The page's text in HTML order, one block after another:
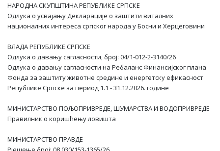
НАРОДНА СКУПШТИНА РЕПУБЛИКЕ СРПСКЕ
Одлука о усвајању Декларације о заштити виталних
националних интереса српског народа у Босни и Херцеговини
ВЛАДА РЕПУБЛИКЕ СРПСКЕ
Одлука о давању сагласности, број: 04/1-012-2-3140/26
Одлука о давању сагласности на Ребаланс Финансијског плана
Фонда за заштиту животне средине и енергетску ефикасност
Републике Српске за период 1.1 - 31.12.2026. године
МИНИСТАРСТВО ПОЉОПРИВРЕДЕ, ШУМАРСТВА И ВОДОПРИВРЕДЕ
Правилник о коришћењу ловишта
МИНИСТАРСТВО ПРАВДЕ